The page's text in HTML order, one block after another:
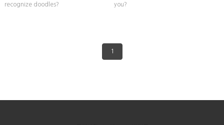
recognize doodles?
you?
1